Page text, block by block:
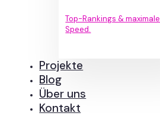
Top-Rankings &
Speed.
Projekte
Blog
Über uns
Kontakt